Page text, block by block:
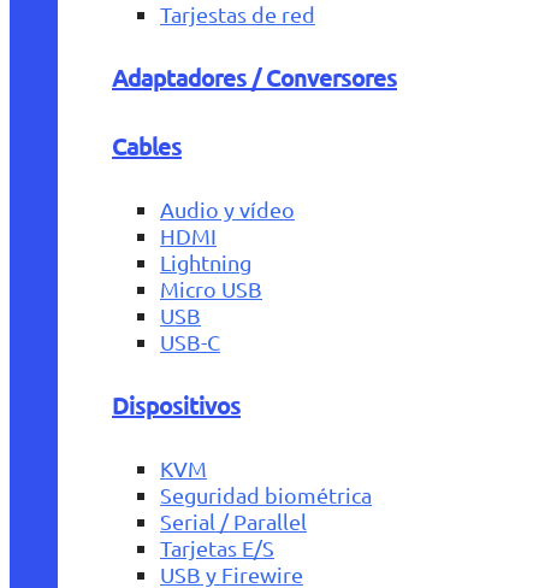
Tarjestas de red
Adaptadores / Conversores
Cables
Audio y vídeo
HDMI
Lightning
Micro USB
USB
USB-C
Dispositivos
KVM
Seguridad biométrica
Serial / Parallel
Tarjetas E/S
USB y Firewire